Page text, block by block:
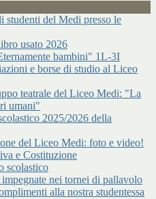
studenti del Medi presso le
usato 2026
bambini" 1L-3I
e borse di studio al Liceo
teatrale del Liceo Medi: "La
umani"
2025/2026 della
del Liceo Medi: foto e video!
e Costituzione
scolastico
nei tornei di pallavolo
alla nostra studentessa